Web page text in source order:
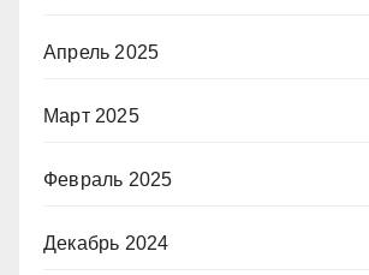
Апрель 2025
Март 2025
Февраль 2025
Декабрь 2024